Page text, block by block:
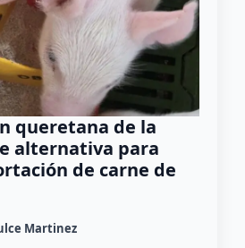
queretana de la
alternativa para
de carne de
Martinez